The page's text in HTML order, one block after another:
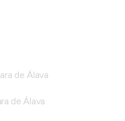
de Álava
de Álava